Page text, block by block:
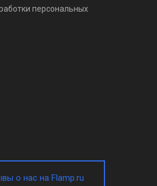
персональных
о нас на Flamp.ru